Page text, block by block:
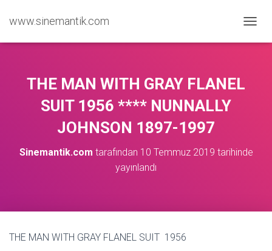
www.sinemantik.com
E
P
THE MAN WITH GRAY FLANEL
SUIT 1956 **** NUNNALLY
JOHNSON 1897-1997
Sinemantik.com tarafından 10 Temmuz 2019 tarihinde
yayınlandı
THE MAN WITH GRAY FLANEL SUIT 1956